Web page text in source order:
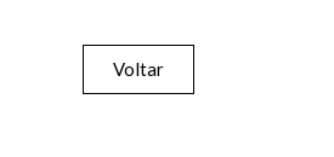
Voltar